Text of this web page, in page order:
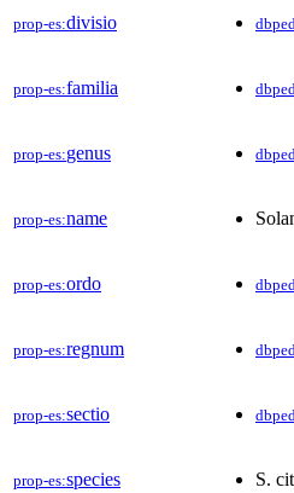
prop-es:divisio
prop-es:familia
prop-es:genus
prop-es:name
prop-es:ordo
prop-es:regnum
prop-es:sectio
prop-es:species S.